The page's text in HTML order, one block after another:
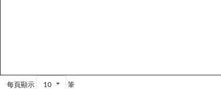
每頁顯示 10 筆